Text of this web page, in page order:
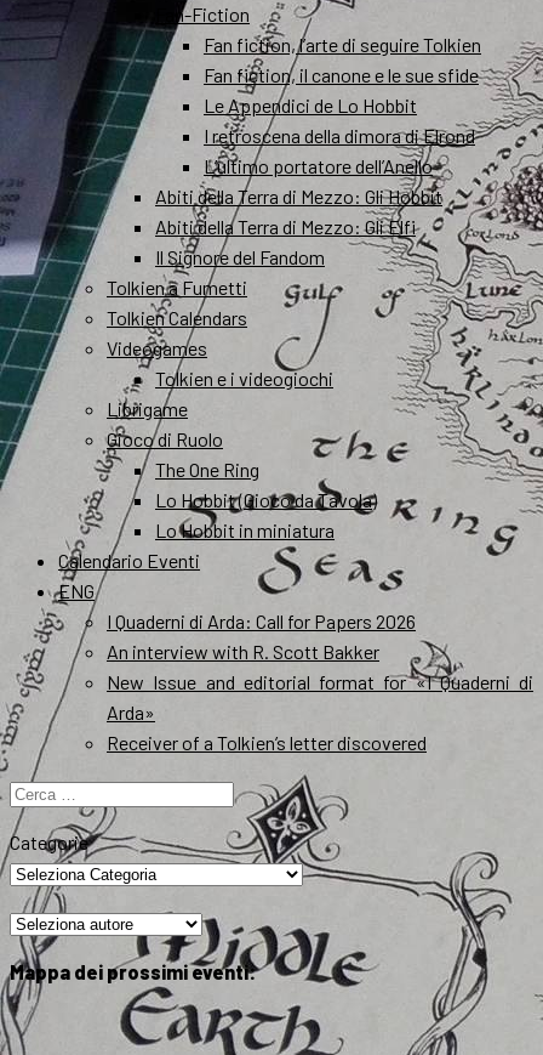
Fan-Fiction
Fan fiction, l’arte di seguire Tolkien
Fan fiction, il canone e le sue sfide
Le Appendici de Lo Hobbit
I retroscena della dimora di Elrond
L’ultimo portatore dell’Anello
Abiti della Terra di Mezzo: Gli Hobbit
Abiti della Terra di Mezzo: Gli Elfi
Il Signore del Fandom
Tolkien a Fumetti
Tolkien Calendars
Videogames
Tolkien e i videogiochi
Librigame
Gioco di Ruolo
The One Ring
Lo Hobbit (Gioco da Tavola)
Lo Hobbit in miniatura
Calendario Eventi
ENG
I Quaderni di Arda: Call for Papers 2026
An interview with R. Scott Bakker
New Issue and editorial format for «I Quaderni di
Arda»
Receiver of a Tolkien’s letter discovered
Ricerca
per:
Categorie
Mappa dei prossimi eventi: